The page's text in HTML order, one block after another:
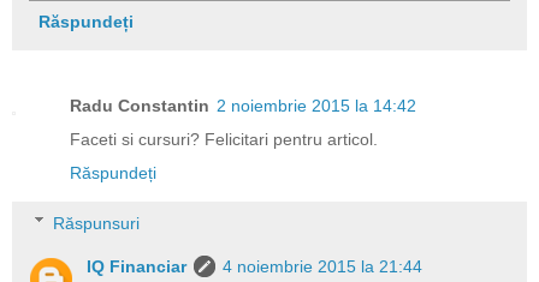
Răspundeți
Radu Constantin 2 noiembrie 2015 la 14:42
Faceti si cursuri? Felicitari pentru articol.
Răspundeți
Răspunsuri
IQ Financiar
4 noiembrie 2015 la 21:44